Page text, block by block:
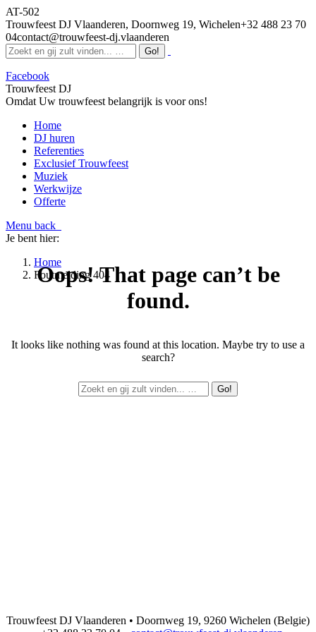
AT-502
Trouwfeest DJ Vlaanderen, Doornweg 19, Wichelen+32 488 23 70
04contact@trouwfeest-dj.vlaanderen
Facebook
Trouwfeest DJ
Omdat Uw trouwfeest belangrijk is voor ons!
Home
DJ huren
Referenties
Exclusief Trouwfeest
Muziek
Werkwijze
Offerte
Menu back
Je bent hier:
Home
Foutmelding 404
Oops! That page can’t be
found.
It looks like nothing was found at this location. Maybe try to use a
search?
Trouwfeest DJ Vlaanderen • Doornweg 19, 9260 Wichelen (Belgie)